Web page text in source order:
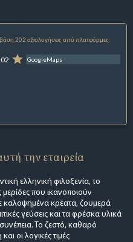
202 αξιολογήσεις από πλατφόρμες:
GoogleMaps
την εταιρεία
ελληνική φιλοξενία, το
που ικανοποιούν
καλοψημένα κρέατα, ζουμερά
γεύσεις και τα φρέσκα υλικά
Το ζεστό, καθαρό
οι λογικές τιμές